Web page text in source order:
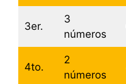
3er.
3
números
4to.
2
números